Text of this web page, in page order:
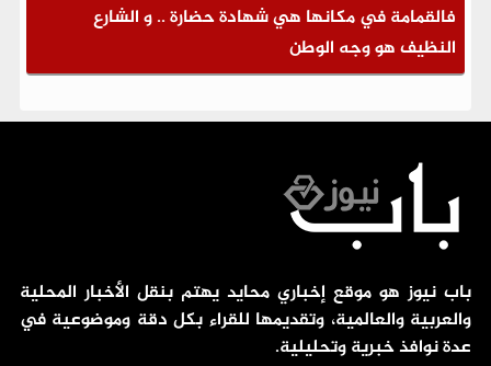
فالقمامة في مكانها هي شهادة حضارة .. و الشارع
النظيف هو وجه الوطن
باب نيوز هو موقع إخباري محايد يهتم بنقل الأخبار المحلية
والعربية والعالمية، وتقديمها للقراء بكل دقة وموضوعية في
عدة نوافذ خبرية وتحليلية.